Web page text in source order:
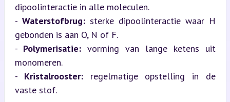
dipoolinteractie in alle moleculen.
- Waterstofbrug: sterke dipoolinteractie waar H
gebonden is aan O, N of F.
- Polymerisatie: vorming van lange ketens uit
monomeren.
- Kristalrooster: regelmatige opstelling in de
vaste stof.